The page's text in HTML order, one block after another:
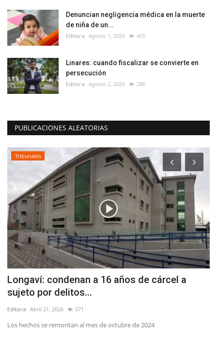
Denuncian negligencia médica en la muerte
de niña de un...
Editora Agosto 1, 2026 455
Linares: cuando fiscalizar se convierte en
persecución
Editora Agosto 2, 2026 286
PUBLICACIONES ALEATORIAS
Tribunales
Longaví: condenan a 16 años de cárcel a
sujeto por delitos...
Editora Abril 21, 2026 571
Los hechos se remontan al mes de octubre de 2024